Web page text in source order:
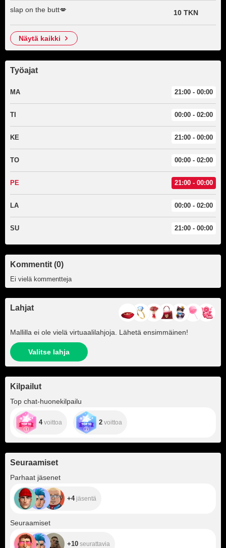
slap on the butt💋 10 TKN
näytä kaikki
Työajat
MA 21:00 - 00:00
TI 00:00 - 02:00
KE 21:00 - 00:00
TO 00:00 - 02:00
PE 21:00 - 00:00
LA 00:00 - 02:00
SU 21:00 - 00:00
Kommentit (0)
Ei vielä kommentteja
Lahjat
Mallilla ei ole vielä virtuaalilahjoja. Lähetä ensimmäinen!
Valitse lahja
Kilpailut
Top chat-huonekilpailu
4voittoa 2 voittoa
Seuraamiset
Parhaat jäsenet
+4jäsentä
Seuraamiset
+10 seurattavia